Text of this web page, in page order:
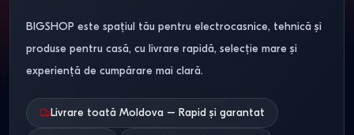
BIGSHOP este spațiul tău pentru electrocasnice, tehnică și
produse pentru casă, cu livrare rapidă, selecție mare și
experiență de cumpărare mai clară.
Livrare toată Moldova – Rapid și garantat